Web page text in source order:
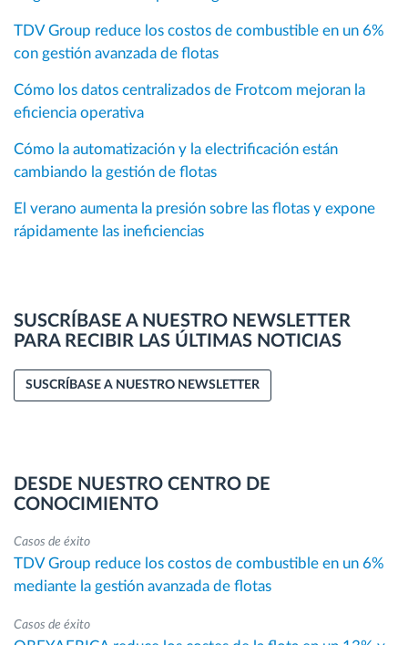
TDV Group reduce los costos de combustible en un 6%
con gestión avanzada de flotas
Cómo los datos centralizados de Frotcom mejoran la
eficiencia operativa
Cómo la automatización y la electrificación están
cambiando la gestión de flotas
El verano aumenta la presión sobre las flotas y expone
rápidamente las ineficiencias
SUSCRÍBASE A NUESTRO NEWSLETTER
PARA RECIBIR LAS ÚLTIMAS NOTICIAS
SUSCRÍBASE A NUESTRO NEWSLETTER
DESDE NUESTRO CENTRO DE
CONOCIMIENTO
Casos de éxito
TDV Group reduce los costos de combustible en un 6%
mediante la gestión avanzada de flotas
Casos de éxito